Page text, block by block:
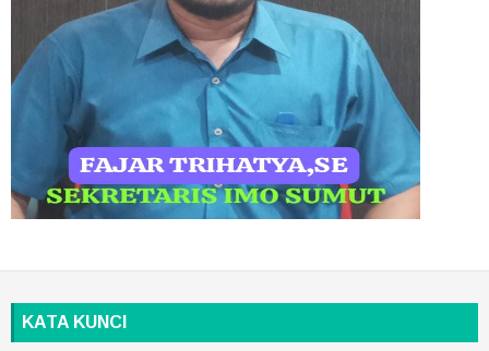
KATA KUNCI